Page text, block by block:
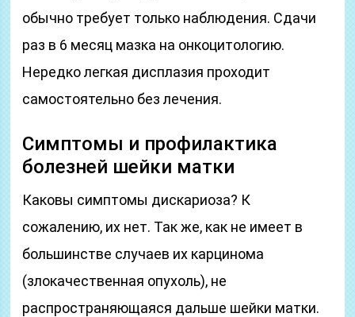
обычно требует только наблюдения. Сдачи
раз в 6 месяц мазка на онкоцитологию.
Нередко легкая дисплазия проходит
самостоятельно без лечения.
Симптомы и профилактика
болезней шейки матки
Каковы симптомы дискариоза? К
сожалению, их нет. Так же, как не имеет в
большинстве случаев их карцинома
(злокачественная опухоль), не
распространяющаяся дальше шейки матки.